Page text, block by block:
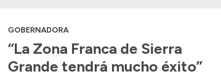
Discursos en la Legislatura
Casa de Gobierno
GOBERNADORA
“La Zona Franca de Sierra
Grande tendrá mucho éxito”